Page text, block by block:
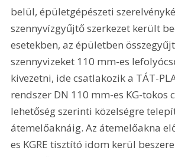
belül, épületgépészeti
szennyvízgyűjtő szerkezet került
esetekben, az épületben
szennyvizeket 110 mm-es
kivezetni, ide csatlakozik a TÁT-
rendszer DN 110 mm-es KG-tokos
lehetőség szerinti közelségre
átemelőaknáig. Az átemelőakna
es KGRE tisztító idom kerül